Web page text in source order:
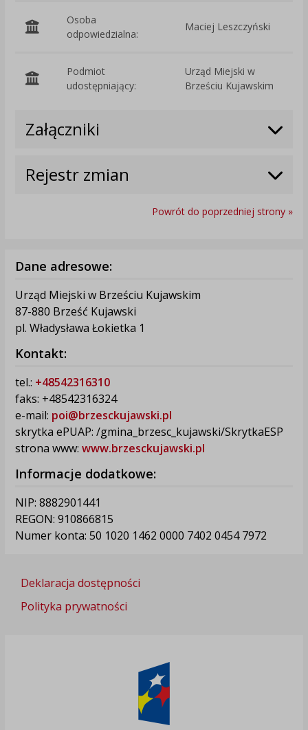
Osoba
odpowiedzialna:
Maciej Leszczyński
Podmiot
udostępniający:
Urząd Miejski w
Brześciu Kujawskim
Załączniki
Rejestr zmian
Powrót do poprzedniej strony »
Dane adresowe:
Urząd Miejski w Brześciu Kujawskim
87-880 Brześć Kujawski
pl. Władysława Łokietka 1
Kontakt:
tel.: +48542316310
faks: +48542316324
e-mail: poi@brzesckujawski.pl
skrytka ePUAP: /gmina_brzesc_kujawski/SkrytkaESP
strona www: www.brzesckujawski.pl
Informacje dodatkowe:
NIP: 8882901441
REGON: 910866815
Numer konta: 50 1020 1462 0000 7402 0454 7972
Deklaracja dostępności
Polityka prywatności